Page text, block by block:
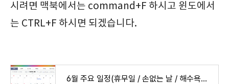
시려면 맥북에서는 command+F 하시고 윈도에서
는 CTRL+F 하시면 되겠습니다.
6월 주요 일정(휴무일 / 손없는 날 / 해수욕장 개장일 / 콘서트 / 드라마 / 모의고사 / 여행할인권)